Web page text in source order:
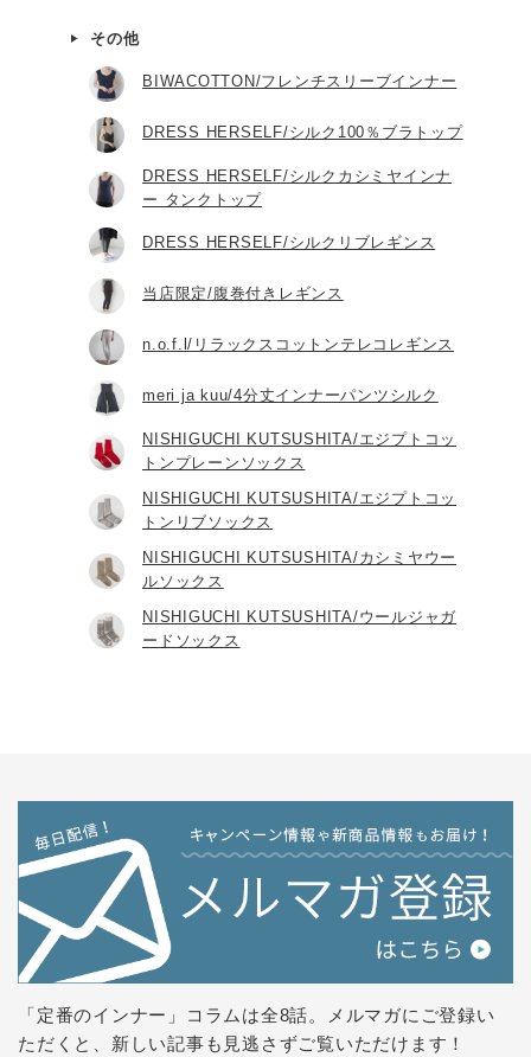
その他
BIWACOTTON/フレンチスリーブインナー
DRESS HERSELF/シルク100％ブラトップ
DRESS HERSELF/シルクカシミヤインナ
ー タンクトップ
DRESS HERSELF/シルクリブレギンス
当店限定/腹巻付きレギンス
n.o.f.l/リラックスコットンテレコレギンス
meri ja kuu/4分丈インナーパンツシルク
NISHIGUCHI KUTSUSHITA/エジプトコッ
トンプレーンソックス
NISHIGUCHI KUTSUSHITA/エジプトコッ
トンリブソックス
NISHIGUCHI KUTSUSHITA/カシミヤウー
ルソックス
NISHIGUCHI KUTSUSHITA/ウールジャガ
ードソックス
「定番のインナー」コラムは全8話。
メルマガにご登録い
ただくと、新しい記事も見逃さずご覧いただけます！